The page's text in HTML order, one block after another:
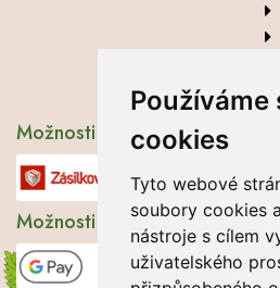
Používáme
cookies
Tyto webové
soubory cookies
nástroje s cílem
uživatelského
Možnosti dopravy
Možnosti platby